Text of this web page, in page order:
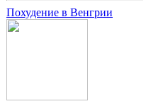
Похудение в Венгрии